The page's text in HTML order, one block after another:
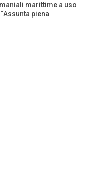
marittime a uso
piena